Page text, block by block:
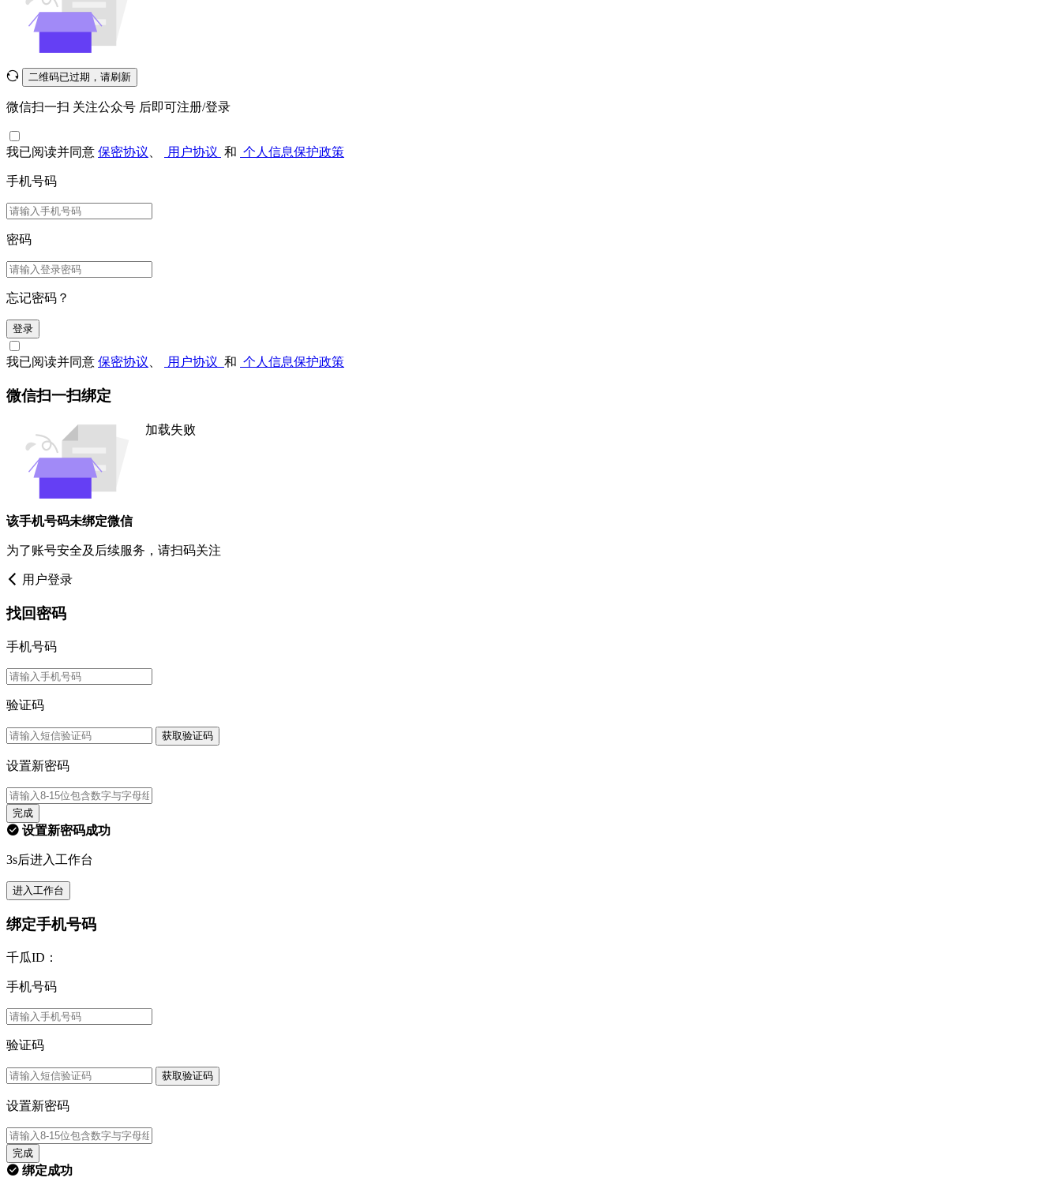
二维码已过期，请刷新
微信扫一扫 关注公众号 后即可注册/登录
我已阅读并同意 保密协议 用户协议 和 个人信息保护政策
手机号码
密码
忘记密码？
登录
我已阅读并同意 保密协议 用户协议 和 个人信息保护政策
微信扫一扫绑定
加载失败
该手机号码未绑定微信
为了账号安全及后续服务，请扫码关注
用户登录
找回密码
手机号码
验证码
获取验证码
设置新密码
完成
设置新密码成功
3s后进入工作台
进入工作台
绑定手机号码
千瓜ID：
手机号码
验证码
获取验证码
设置新密码
完成
绑定成功